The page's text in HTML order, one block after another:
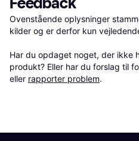
Ovenstående oplysninger
kilder og er derfor kun
Har du opdaget noget, der ikke
produkt? Eller har du forslag til
eller rapporter problem.